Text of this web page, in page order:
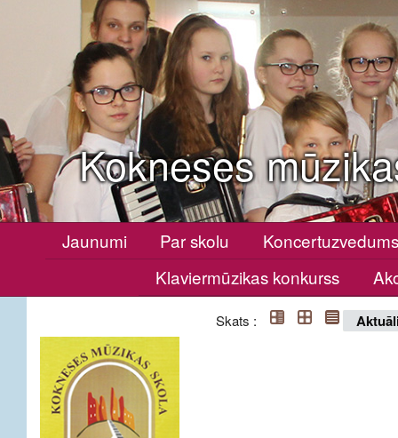
Kokneses
Jaunumi Par skolu
Klaviermūzikas konkurss
Skats :